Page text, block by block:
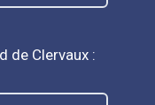
de Clervaux :